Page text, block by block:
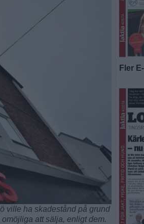
ville ha skadestånd på grund
att sälja, enligt dem.
Fler